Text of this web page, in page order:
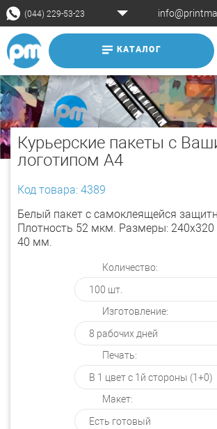
(044) 229-53-23
КАТАЛОГ
Курьерские пакеты с
логотипом А4
Код товара: 4389
Белый пакет с самоклеящейся
Плотность 52 мкм. Размеры:
40 мм.
Количество:
Изготовление:
Печать:
Макет: